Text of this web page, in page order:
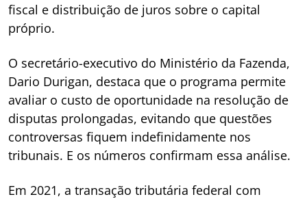
fiscal e distribuição de juros sobre o capital
próprio.
O secretário-executivo do Ministério da Fazenda,
Dario Durigan, destaca que o programa permite
avaliar o custo de oportunidade na resolução de
disputas prolongadas, evitando que questões
controversas fiquem indefinidamente nos
tribunais. E os números confirmam essa análise.
Em 2021, a transação tributária federal com